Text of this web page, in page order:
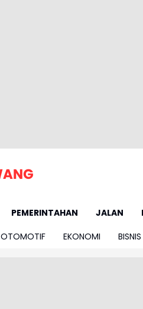
PEMERINTAHAN JALAN
OTOMOTIF EKONOMI BISNIS